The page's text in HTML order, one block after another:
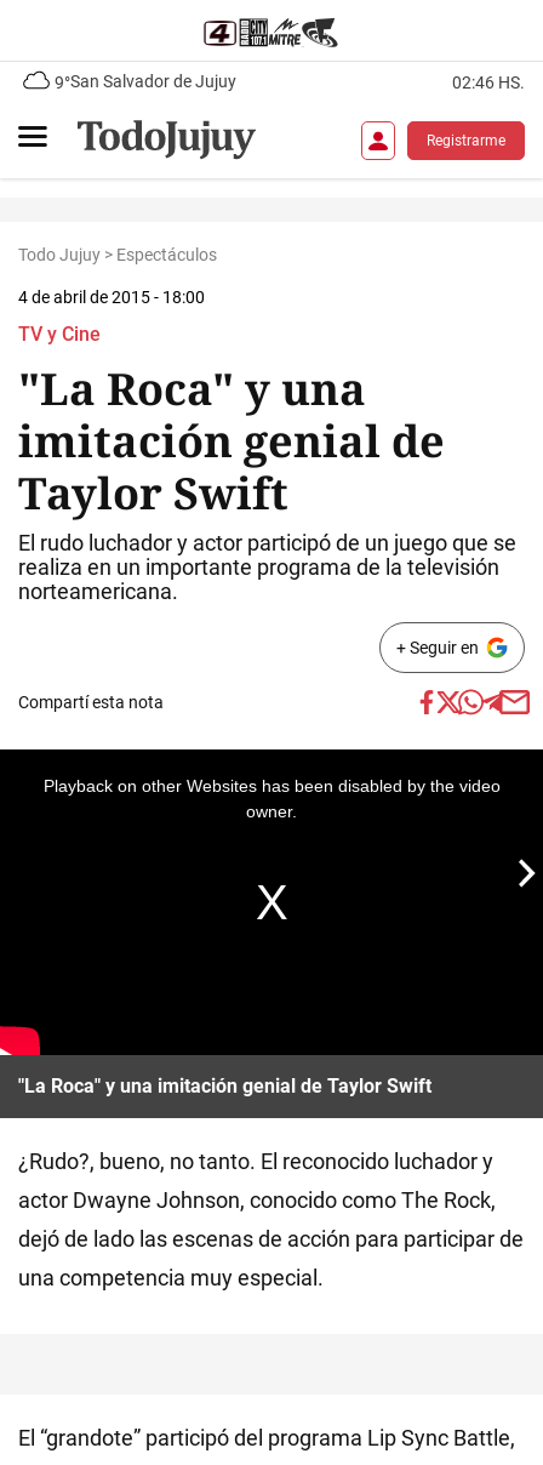
9°San Salvador de Jujuy 02:46 HS.
Registrarme
Todo Jujuy > Espectáculos
4 de abril de 2015 - 18:00
TV y Cine
"La Roca" y una
imitación genial de
Taylor Swift
El rudo luchador y actor participó de un juego que se
realiza en un importante programa de la televisión
norteamericana.
+ Seguir en
Compartí esta nota
Playback on other Websites has been disabled by the video
owner.
"La Roca" y una imitación genial de Taylor Swift
¿Rudo?, bueno, no tanto. El reconocido luchador y
actor Dwayne Johnson, conocido como The Rock,
dejó de lado las escenas de acción para participar de
una competencia muy especial.
El “grandote” participó del programa Lip Sync Battle,